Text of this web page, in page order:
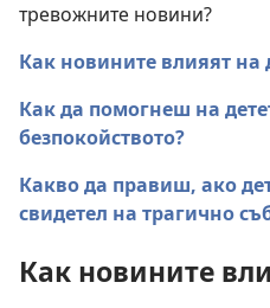
тревожните новини?
Как новините влияят на
Как да помогнеш на
безпокойството?
Какво да правиш, ако
свидетел на трагично
Как новините